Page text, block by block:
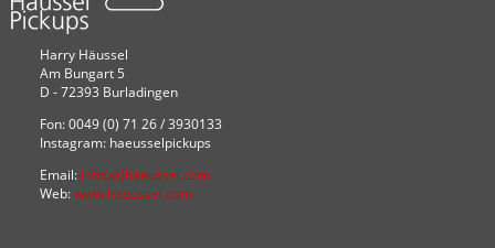
Harry Häussel
Am Bungart 5
D - 72393 Burladingen
Fon: 0049 (0) 71 26 / 3930133
Instagram: haeusselpickups
Email: info(at)haeussel.com
Web:www.haeussel.com